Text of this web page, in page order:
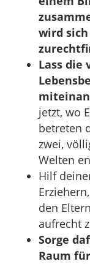
wird
Lass die
jetzt, wo
betreten
zwei,
Welten
Hilf
den
aufrecht
Sorge
Raum